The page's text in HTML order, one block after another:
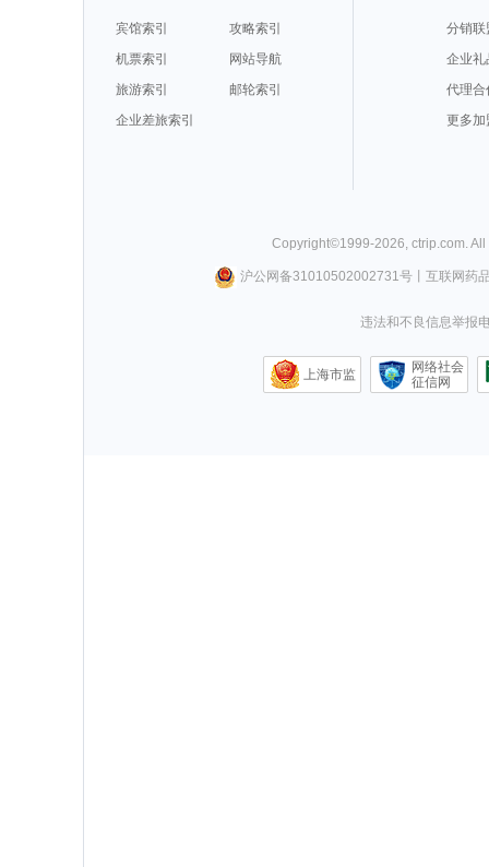
宾馆索引
攻略索引
机票索引
网站导航
旅游索引
邮轮索引
企业差旅索引
分销联
企业礼
代理合
更多加
Copyright©1999-2026, ctrip.com.
沪公网备31010502002731号丨 互联网药
违法和不良信息举报
上海市监
网络社会
征信网